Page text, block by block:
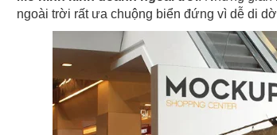
ngoài trời rất ưa chuộng biển đứng vì dễ di